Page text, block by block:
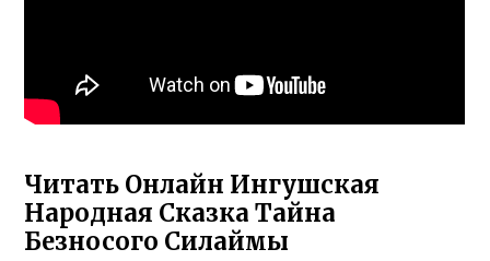
Читать Онлайн Ингушская
Народная Сказка Тайна
Безносого Силаймы